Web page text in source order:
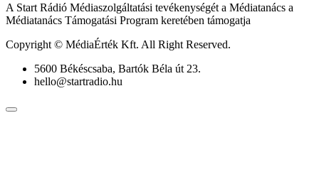
A Start Rádió Médiaszolgáltatási tevékenységét a Médiatanács a
Médiatanács Támogatási Program keretében támogatja
Copyright © MédiaÉrték Kft. All Right Reserved.
5600 Békéscsaba, Bartók Béla út 23.
hello@startradio.hu